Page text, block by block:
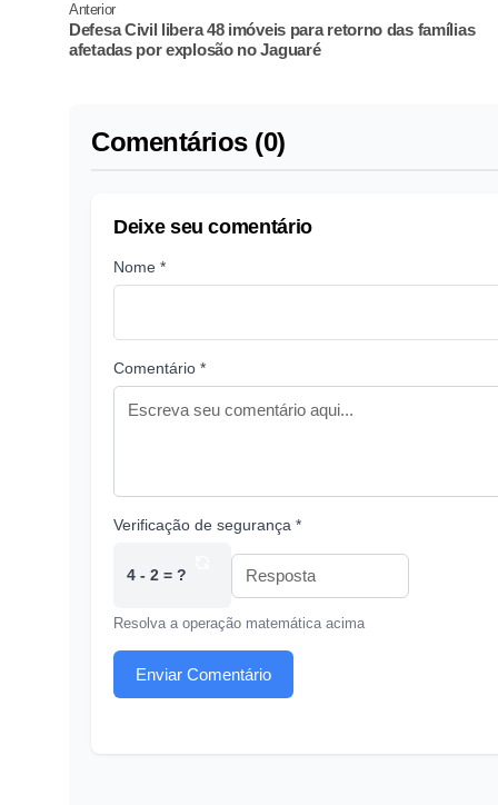
Anterior
Defesa Civil libera 48 imóveis para retorno das famílias
afetadas por explosão no Jaguaré
Comentários (0)
Deixe seu comentário
Nome *
Comentário *
Verificação de segurança *
4 - 2 = ?
Resolva a operação matemática acima
Enviar Comentário